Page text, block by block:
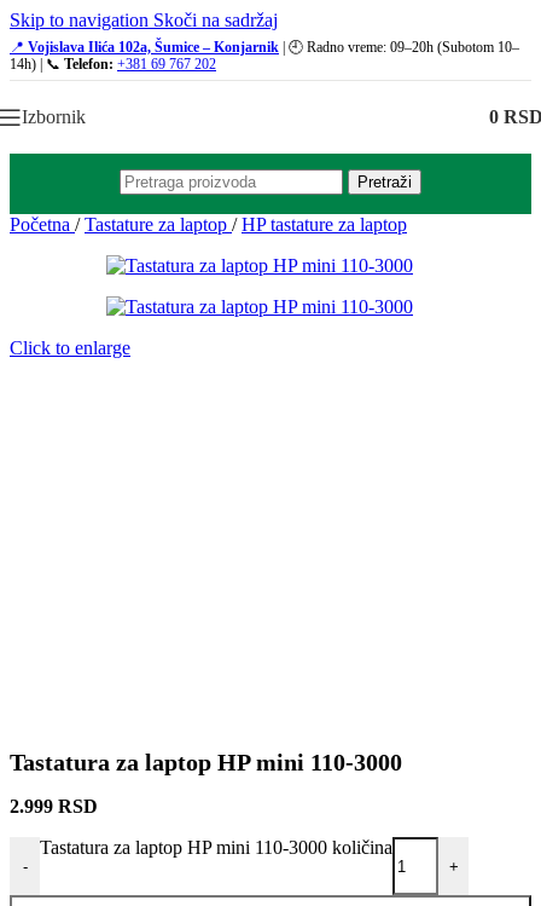
Skip to navigation Skoči na sadržaj
📍 Vojislava Ilića 102a, Šumice – Konjarnik | 🕘 Radno vreme: 09–20h (Subotom 10–
14h) | 📞 Telefon: +381 69 767 202
Izbornik 0
Pretraži
Početna / Tastature za laptop / HP tastature za laptop
Click to enlarge
Tastatura za laptop HP mini 110-3000
2.999 RSD
-
Tastatura za laptop HP mini 110-3000 količina
+